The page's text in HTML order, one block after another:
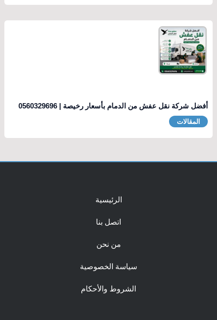
أفضل شركة نقل عفش من الدمام بأسعار رخيصة | 0560329696
المقالات
الرئيسية
اتصل بنا
من نحن
سياسة الخصوصية
الشروط والأحكام